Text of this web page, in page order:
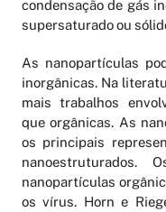
condensação de gás
supersaturado ou
As nanopartículas
inorgânicas. Na
mais trabalhos
que orgânicas. As
os principais
nanoestruturados.
nanopartículas
os vírus. Horn e